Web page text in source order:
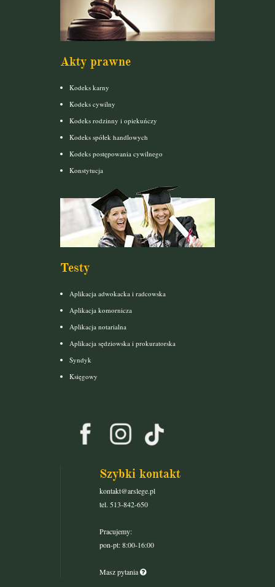
Akty prawne
Kodeks karny
Kodeks cywilny
Kodeks rodzinny i opiekuńczy
Kodeks spółek handlowych
Kodeks postępowania cywilnego
Konstytucja
Testy
Aplikacja adwokacka i radcowska
Aplikacja komornicza
Aplikacja notarialna
Aplikacja sędziowska i prokuratorska
Syndyk
Księgowy
Szybki kontakt
kontakt@arslege.pl
tel. 513-842-650
Pracujemy:
pon-pt: 8:00-16:00
Masz pytania